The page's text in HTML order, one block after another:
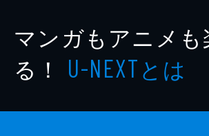
マンガもアニメも
る！ U-NEXTとは